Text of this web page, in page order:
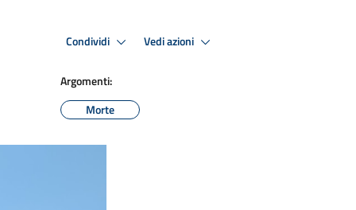
Condividi Vedi azioni
Argomenti:
Morte